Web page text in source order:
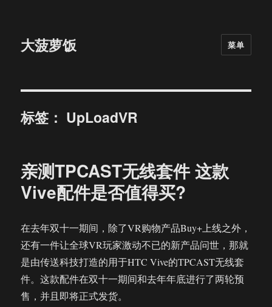
大菠萝饭 菜单
标签： UpLoadVR
亲测TPCAST无线套件 这款
Vive配件是否值得买?
在去年双十一期间，除了VR购物产品Buy+上线之外，
还有一件让全球VR玩家激动不已的新产品问世，那就
是由传送科技打造的用于HTC Vive的TPCAST无线套
件。这款配件在双十一期间和去年年底进行了两轮预
售，并且即将正式发货。